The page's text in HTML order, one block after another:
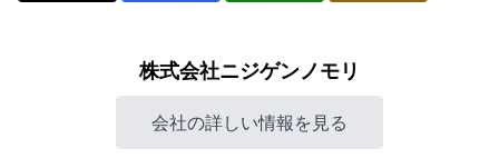
株式会社ニジゲンノモリ
会社の詳しい情報を見る